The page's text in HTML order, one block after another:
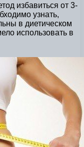
избавиться от 3-
узнать,
в диетическом
использовать в